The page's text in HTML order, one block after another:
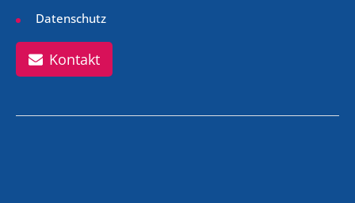
Datenschutz
Kontakt